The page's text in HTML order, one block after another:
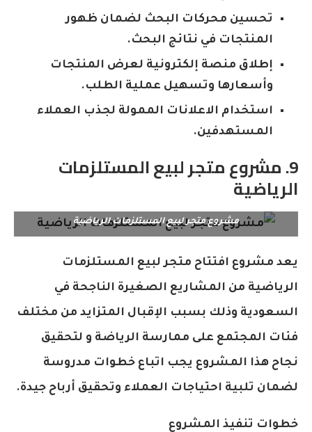
تحسين محركات البحث لضمان ظهور
المنتجات في نتائج البحث.
إطلاق منصة إلكترونية لعرض المنتجات
وأسعارها وتسهيل عملية الطلب.
استخدام الاعلانات الممولة لجذب العملاء
المستهدفين.
9. مشروع متجر لبيع المستلزمات
الرياضية
مشروع متجر لبيع المستلزمات الرياضية
يعد مشروع افتتاح متجر لبيع المستلزمات
الرياضية من المشاريع الصغيرة الناجحة في
السعودية وذلك بسبب الإقبال المتزايد من مختلف
فئات المجتمع على ممارسة الرياضة و لتحقيق
نجاح هذا المشروع يجب اتباع خطوات مدروسة
لضمان تلبية احتياجات العملاء وتحقيق أرباح جيدة.
خطوات تنفيذ المشروع